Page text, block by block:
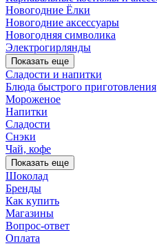
Новогодние Ёлки
Новогодние аксессуары
Новогодняя символика
Электрогирлянды
Показать еще
Сладости и напитки
Блюда быстрого приготовления
Мороженое
Напитки
Сладости
Снэки
Чай, кофе
Показать еще
Шоколад
Бренды
Как купить
Магазины
Вопрос-ответ
Оплата